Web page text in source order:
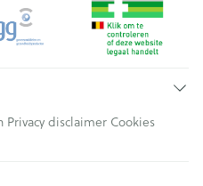
Privacy disclaimer Cookies